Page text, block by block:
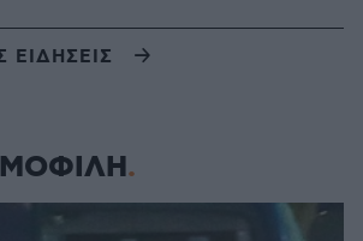
ΕΙΔΗΣΕΙΣ